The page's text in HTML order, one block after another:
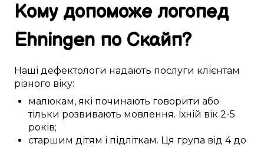
Кому допоможелогопед
Ehningen по Скайп?
Наші дефектологи надають послуги клієнтам
різного віку:
малюкам, які починають говорити або
тільки розвивають мовлення. Їхній вік 2-5
років;
старшим дітям і підліткам. Ця група від 4 до